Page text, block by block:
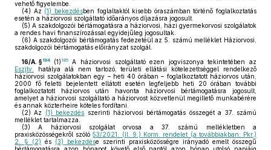
vehető figyelembe.
(4) Az (1) bekezdésben foglaltaktól kisebb óraszámban történő foglalkoztatás
esetén a háziorvosi szolgáltató időarányos díjazásra jogosult.
(5) A szakdolgozói bértámogatásra a háziorvosi, házi gyermekorvosi szolgálatok
a rendes havi finanszírozással egyidejűleg jogosultak.
(6) A szakdolgozói bértámogatás fedezetéül az 5. számú melléklet Háziorvosi,
szakdolgozói bértámogatás előirányzat szolgál.
16/A. §184 (1) 185A háziorvosi szolgáltató ezen jogviszonya tekintetében az
Eszjtv.
hatálya alá nem tartozó, területi ellátási kötelezettséggel rendelkező
háziorvosi szolgálatokban egy – heti 40 órában – foglalkoztatott háziorvos után,
2000 fő feletti bejelentett ellátott esetén legfeljebb heti 20 órában további
foglalkoztatott háziorvos után havonta háziorvosi bértámogatásra jogosult,
amelyet a háziorvosi szolgáltató a háziorvost közvetlenül megillető munkabérére
és annak közterheire köteles fordítani.
(2) Az (1) bekezdés szerinti háziorvosi bértámogatás összegét a 37. számú
melléklet tartalmazza.
(3) A háziorvosi szolgálat orvosa a 37. számú mellékletben a
praxisközösségekről szóló53/2021. (II. 9.) Korm. rendelet (a továbbiakban: Pkr.)
2. § (2) és (3) bekezdése szerinti praxisközösségre irányadó emelt összegű